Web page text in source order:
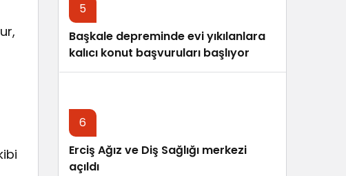
5
Başkale depreminde evi yıkılanlara
kalıcı konut başvuruları başlıyor
6
Erciş Ağız ve Diş Sağlığı merkezi
açıldı